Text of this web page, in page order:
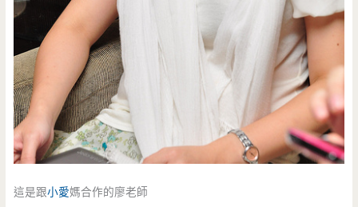
這是跟小愛媽合作的廖老師